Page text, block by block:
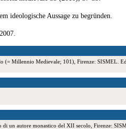
ideologische Aussage zu begründen.
Millennio Medievale; 101), Firenze:
un autore monastico del XII secolo, Firenze: